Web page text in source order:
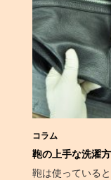
コラム
鞄の上手な洗濯
鞄は使っている